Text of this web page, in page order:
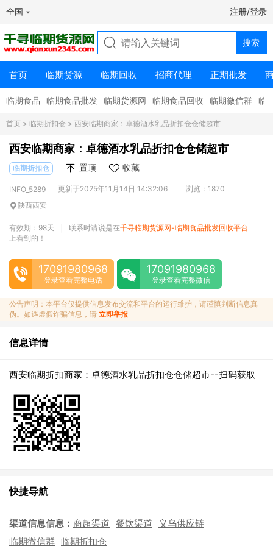
全国 注册/登录
首页 临期货源 临期回收 招商代理 正期批发
临期食品 临期食品批发 临期货源网 临期食品回收 临期微信群 临
首页 > 临期折扣仓 > 西安临期商家：卓德酒水乳品折扣仓仓储超市
西安临期商家：卓德酒水乳品折扣仓仓储超市
临期折扣仓 置顶 收藏
INFO_5289 更新于2025年11月14日 14:32:06
浏览：1870
陕西西安
有效期：98天 联系时请说是在千寻临期货源网-临期食品批发回收平台
上看到的！
17091980968
登录查看完整电话
17091980968
登录查看完整微信
公告声明：本平台仅提供信息发布交流和平台的运行维护，请谨慎判断信息真
伪。如遇虚假诈骗信息，请 立即举报
信息详情
西安临期折扣商家：卓德酒水乳品折扣仓仓储超市--扫码获取
快捷导航
渠道信息信息： 商超渠道 餐饮渠道
义乌供应链
临期微信群 临期折扣仓